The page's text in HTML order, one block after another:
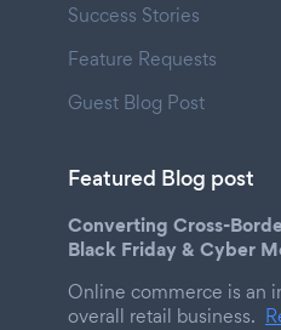
Success Stories
Feature Requests
Guest Blog Post
Featured Blog post
Converting Cross-
Black Friday & Cyber
Online commerce is an
overall retail business.